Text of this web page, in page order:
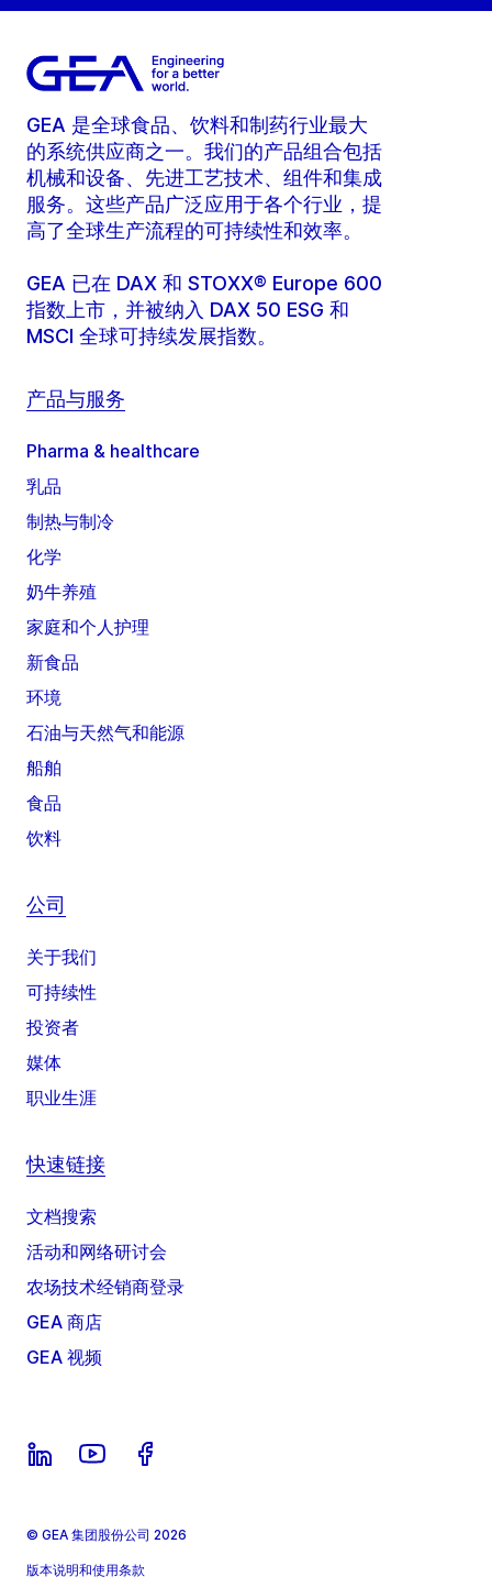
GEA 是全球食品、饮料和制药行业最大
的系统供应商之一。我们的产品组合包括
机械和设备、先进工艺技术、组件和集成
服务。这些产品广泛应用于各个行业，提
高了全球生产流程的可持续性和效率。
GEA 已在 DAX 和 STOXX® Europe 600
指数上市，并被纳入 DAX 50 ESG 和
MSCI 全球可持续发展指数。
产品与服务
Pharma & healthcare
乳品
制热与制冷
化学
奶牛养殖
家庭和个人护理
新食品
环境
石油与天然气和能源
船舶
食品
饮料
公司
关于我们
可持续性
投资者
媒体
职业生涯
快速链接
文档搜索
活动和网络研讨会
农场技术经销商登录
GEA 商店
GEA 视频
© GEA 集团股份公司 2026
版本说明和使用条款